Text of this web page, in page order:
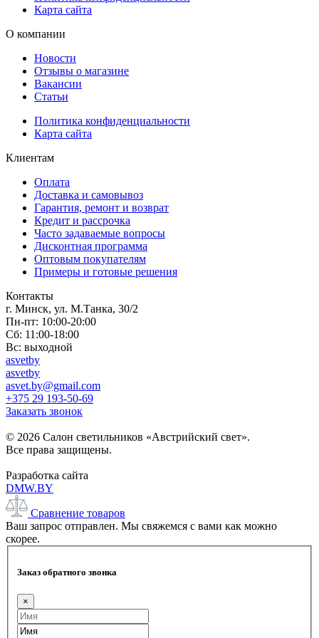
Карта сайта
О компании
Новости
Отзывы о магазине
Вакансии
Статьи
Политика конфиденциальности
Карта сайта
Клиентам
Оплата
Доставка и самовывоз
Гарантия, ремонт и возврат
Кредит и рассрочка
Часто задаваемые вопросы
Дисконтная программа
Оптовым покупателям
Примеры и готовые решения
Контакты
г. Минск, ул. М.Танка, 30/2
Пн-пт: 10:00-20:00
Сб: 11:00-18:00
Вс: выходной
asvetby
asvetby
asvet.by@gmail.com
+375 29 193-50-69
Заказать звонок
© 2026 Салон светильников «Австрийский свет».
Все права защищены.
Разработка сайта
DMW.BY
Сравнение товаров
Ваш запрос отправлен. Мы свяжемся с вами как можно
скорее.
Заказ обратного звонка
×